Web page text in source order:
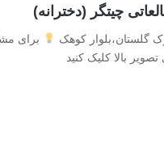
چیتگر (دخترانه)
گلستان،بلوار کوهک
برای
بالا کلیک کنید